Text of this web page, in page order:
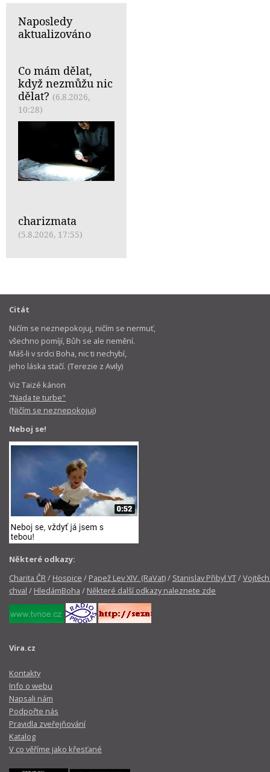
Naposledy
aktualizováno
Co mám dělat,
když nezmůžu nic
dělat? (6.8.2026,
10:28)
charizmata
(5.8.2026, 17:55)
Citát
Ničím se neznepokojuj, ničím se nermuť,
všechno pomíjí, Bůh se ale nemění.
Máš-li v srdci Boha, nic ti nechybí,
jeho láska stačí. (Terezie z Avily)
Viz Taizé kánon
"Nada te turbe"
(Ničím se neznepokojuj)
Neboj se!
Některé odkazy:
Charita ČR/ Hospice / Papež Lev XIV. (RaVat)/ Stanislav Přibyl YT/
chval / HledámBoha / Některé další odkazy naleznete zde
Vira.cz
Kontakty
Info o webu
Napsali nám
Podpořte nás
Pravidla zveřejňování
Katalog
V co věříme jako křesťané